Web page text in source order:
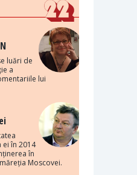
luări de
a
lui
ei în 2014
în
Moscovei.